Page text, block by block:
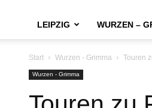
LEIPZIG WURZEN –
Start Wurzen - Grimma Touren
Wurzen - Grimma